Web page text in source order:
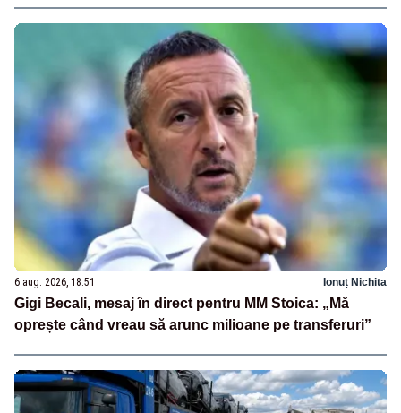
6 aug. 2026, 18:51 Ionuț Nichita
Gigi Becali, mesaj în direct pentru MM Stoica: „Mă
oprește când vreau să arunc milioane pe transferuri”